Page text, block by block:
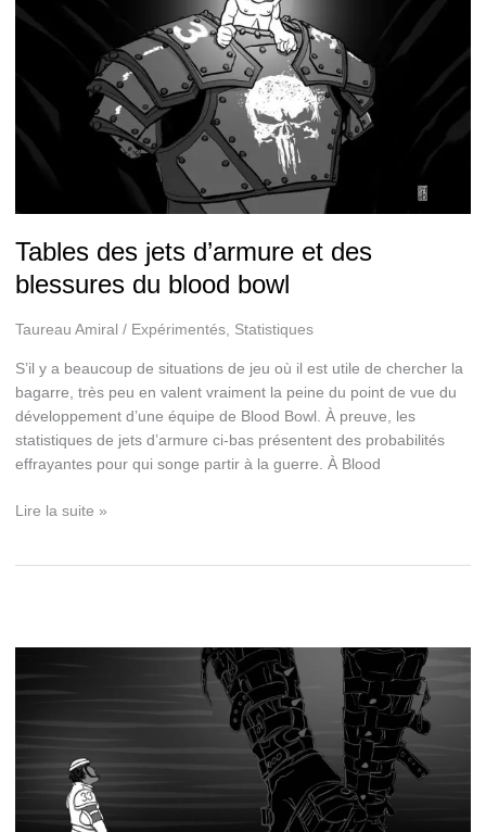
Tables des jets d’armure et des
blessures du blood bowl
Taureau Amiral / Expérimentés, Statistiques
S’il y a beaucoup de situations de jeu où il est utile de chercher la
bagarre, très peu en valent vraiment la peine du point de vue du
développement d’une équipe de Blood Bowl. À preuve, les
statistiques de jets d’armure ci-bas présentent des probabilités
effrayantes pour qui songe partir à la guerre. À Blood
Tables
blessures
Lire la suite »